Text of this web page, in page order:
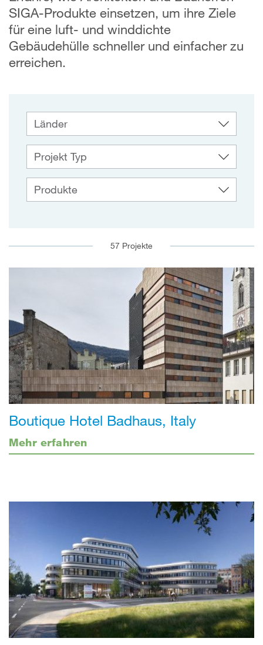
SIGA-Produkte einsetzen, um ihre Ziele
für eine luft- und winddichte
Gebäudehülle schneller und einfacher zu
erreichen.
57 Projekte
Boutique Hotel Badhaus, Italy
Mehr erfahren